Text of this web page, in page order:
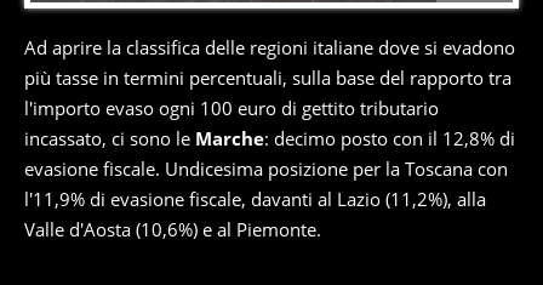
Ad aprire la classifica delle regioni italiane dove si evadono
più tasse in termini percentuali, sulla base del rapporto tra
l'importo evaso ogni 100 euro di gettito tributario
incassato, ci sono le Marche: decimo posto con il 12,8% di
evasione fiscale. Undicesima posizione per la Toscana con
l'11,9% di evasione fiscale, davanti al Lazio (11,2%), alla
Valle d'Aosta (10,6%) e al Piemonte.